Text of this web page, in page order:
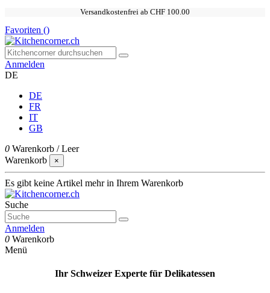
Versandkostenfrei ab CHF 100.00
Favoriten ()
Anmelden
DE
DE
FR
IT
GB
0 Warenkorb /Leer
Warenkorb
×
Es gibt keine Artikel mehr in Ihrem Warenkorb
Suche
Anmelden
0 Warenkorb
Menü
Ihr Schweizer Experte für Delikatessen